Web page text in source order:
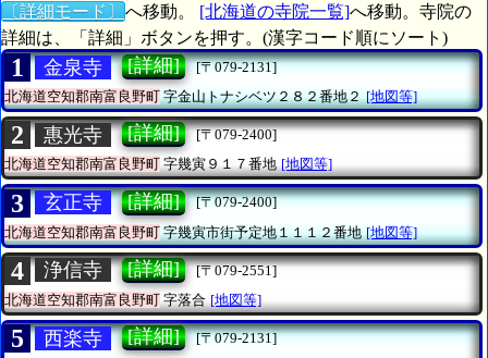
〔詳細モード〕 へ移動。 [北海道の寺院一覧]へ移動。寺院の
詳細は、「詳細」ボタンを押す。(漢字コード順にソート)
1 金泉寺 [詳細]
[〒079-2131]
北海道空知郡南富良野町字金山トナシベツ２８２番地２ [地図等]
2 惠光寺 [詳細]
[〒079-2400]
北海道空知郡南富良野町字幾寅９１７番地 [地図等]
3 玄正寺 [詳細]
[〒079-2400]
北海道空知郡南富良野町字幾寅市街予定地１１１２番地 [地図等]
4 浄信寺 [詳細]
[〒079-2551]
北海道空知郡南富良野町 字落合 [地図等]
5 西楽寺 [詳細]
[〒079-2131]